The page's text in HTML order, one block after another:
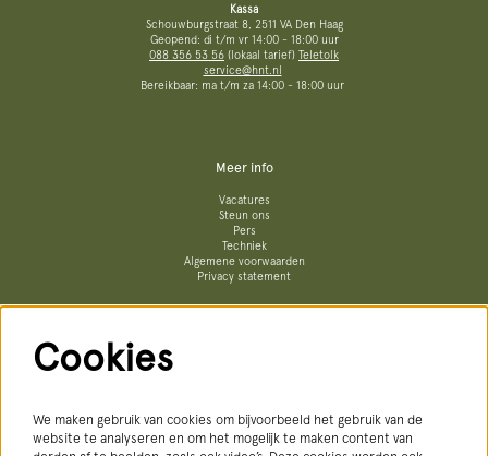
Kassa
Schouwburgstraat 8, 2511 VA Den Haag
Geopend: di t/m vr 14:00 - 18:00 uur
088 356 53 56 (lokaal tarief) Teletolk
service@hnt.nl
Bereikbaar: ma t/m za 14:00 - 18:00 uur
Meer info
Vacatures
Steun ons
Pers
Techniek
Algemene voorwaarden
Privacy statement
Cookies
We maken gebruik van cookies om bijvoorbeeld het gebruik van de
website te analyseren en om het mogelijk te maken content van